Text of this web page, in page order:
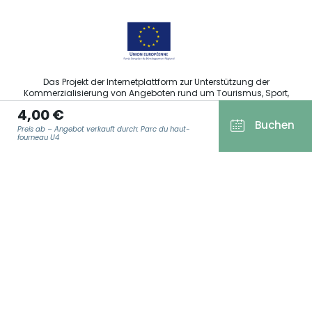
4,00 €
Preis ab – Angebot verkauft durch: Parc du haut-
fourneau U4
Buchen
Das Projekt der Internetplattform zur Unterstützung der
Kommerzialisierung von Angeboten rund um Tourismus, Sport,
Kultur und Weintourismus in der Region Grand Est wurde im
Rahmen der Maßnahmen der Europäischen Union zur
Abfederung der COVID-19-Pandemie vom Europäischen Fonds